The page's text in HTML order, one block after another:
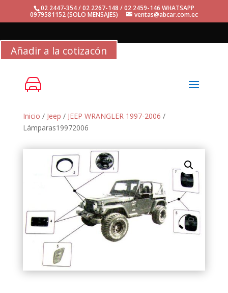
02 2447-354 / 02 2267-148 / 02 2459-146 WHATSAPP
0979581152 (SOLO MENSAJES) ventas@abcar.com.ec
Añadir a la cotizacón
Inicio / Jeep / JEEP WRANGLER 1997-2006 /
Lámparas19972006